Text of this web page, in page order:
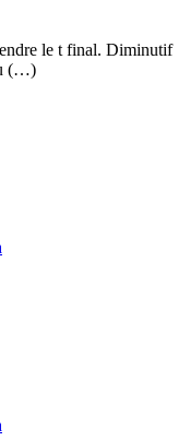
le t final. Diminutif
(…)